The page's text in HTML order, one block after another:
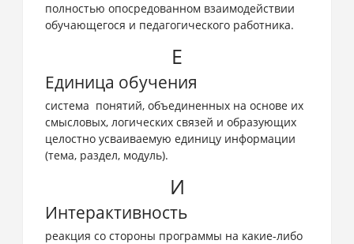
полностью опосредованном взаимодействии
обучающегося и педагогического работника.
Е
Единица обучения
система понятий, объединенных на основе их
смысловых, логических связей и образующих
целостно усваиваемую единицу информации
(тема, раздел, модуль).
И
Интерактивность
реакция со стороны программы на какие-либо